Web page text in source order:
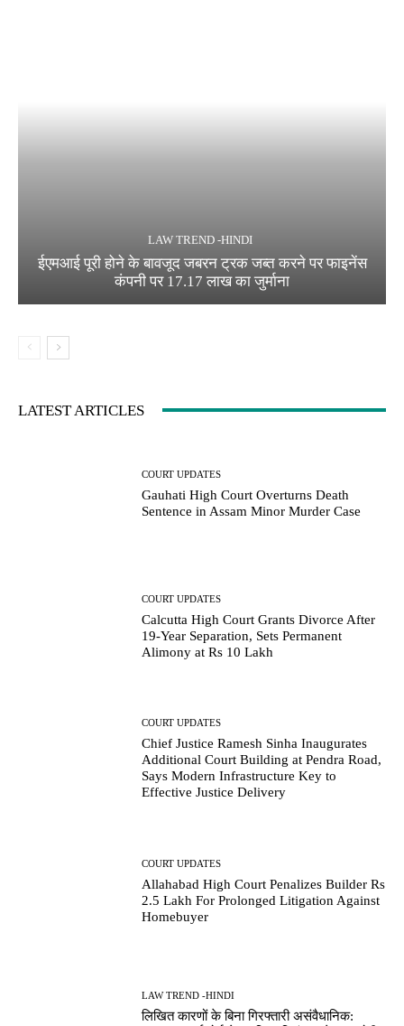
LAW TREND -HINDI
ईएमआई पूरी होने के बावजूद जबरन ट्रक जब्त करने पर फाइनेंस
कंपनी पर 17.17 लाख का जुर्माना
LATEST ARTICLES
COURT UPDATES
Gauhati High Court Overturns Death
Sentence in Assam Minor Murder Case
COURT UPDATES
Calcutta High Court Grants Divorce After
19-Year Separation, Sets Permanent
Alimony at Rs 10 Lakh
COURT UPDATES
Chief Justice Ramesh Sinha Inaugurates
Additional Court Building at Pendra Road,
Says Modern Infrastructure Key to
Effective Justice Delivery
COURT UPDATES
Allahabad High Court Penalizes Builder Rs
2.5 Lakh For Prolonged Litigation Against
Homebuyer
LAW TREND -HINDI
लिखित कारणों के बिना गिरफ्तारी असंवैधानिक: